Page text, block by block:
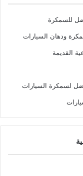
للسمكرة
ودهان السيارات
القديمة
لسمكرة السيارات